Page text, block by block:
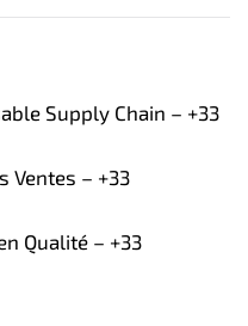
Supply Chain – +33
Ventes – +33
Qualité – +33